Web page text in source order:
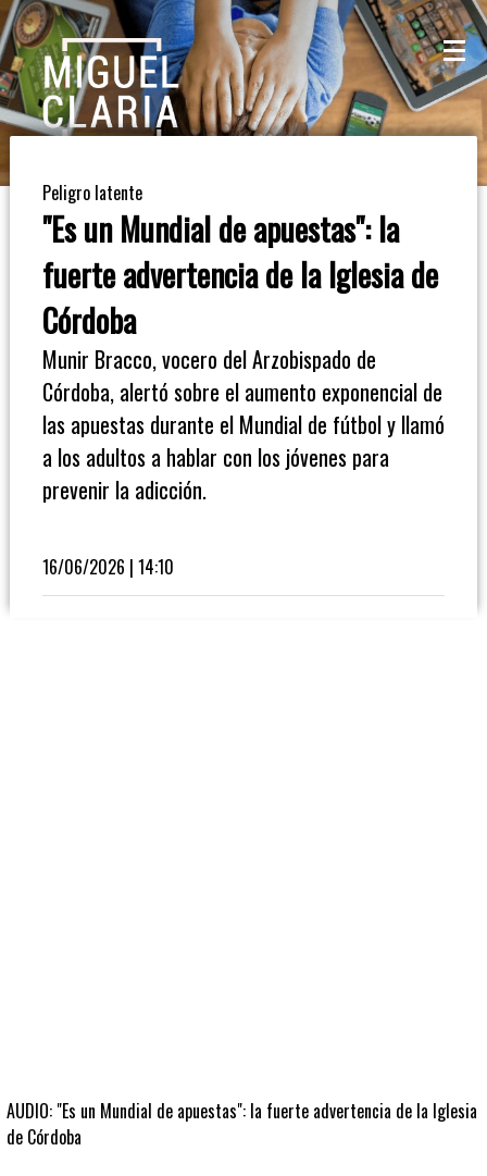
La
Mesa
Café
Columna
Opinión
Radioinforme
Fútbol
Biblioteca
Peligro latente
"Es un Mundial de apuestas": la
fuerte advertencia de la Iglesia de
Córdoba
Munir Bracco, vocero del Arzobispado de
Córdoba, alertó sobre el aumento exponencial de
las apuestas durante el Mundial de fútbol y llamó
a los adultos a hablar con los jóvenes para
prevenir la adicción.
16/06/2026 | 14:10
AUDIO: "Es un Mundial de apuestas": la fuerte advertencia de la Iglesia
de Córdoba